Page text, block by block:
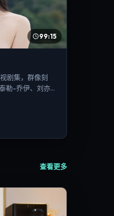
99:15
剧集，群像刻
勒-乔伊、刘亦
查看更多